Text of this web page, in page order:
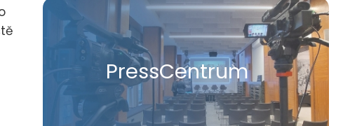
Press​Centrum